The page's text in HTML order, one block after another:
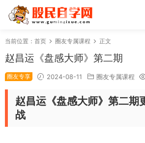
当前位置： 首页 圈友专属课程 正文
赵昌运《盘感大师》第二期
圈友专享 2024-08-11 圈友专属课程
赵昌运《盘感大师》第二期
战